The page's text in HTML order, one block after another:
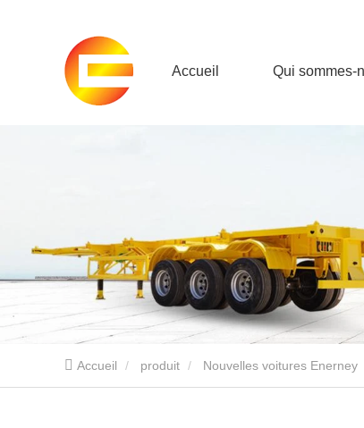
Accueil Qui sommes-
Accueil produit Nouvelles voitures Enerney